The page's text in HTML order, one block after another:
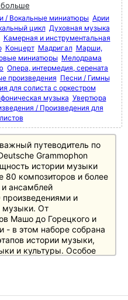
больше
/ Вокальные миниатюры Арии
цикл Духовная музыка
Камерная и инструментальная
Концерт Мадригал Марши,
миниатюры Мелодрама
Опера, интермедия, серената
произведения Песни / Гимны
для солиста с оркестром
музыка Увертюра
/ Произведения для
путеводитель по
Grammophon
истории музыки
80 композиторов и более
и ансамблей
и
музыки. От
Машо до Горецкого и
- в этом наборе собрана
истории музыки,
и культуры. Особое
XX веку, который
чем 20 дисками.